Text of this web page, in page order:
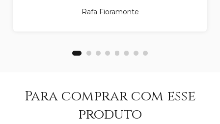
Rafa Fioramonte
Para comprar com esse
produto